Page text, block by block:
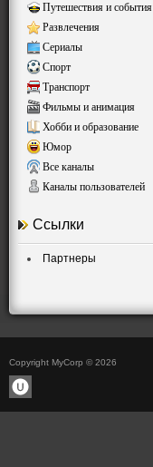
Путешествия и события
Развлечения
Сериалы
Спорт
Транспорт
Фильмы и анимация
Хобби и образование
Юмор
Все каналы
Каналы пользователей
Ссылки
Партнеры
Copyright MyCorp © 2026